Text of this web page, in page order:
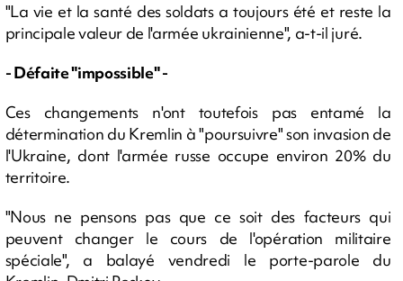
"La vie et la santé des soldats a toujours été et reste la
principale valeur de l'armée ukrainienne", a-t-il juré.
- Défaite "impossible" -
Ces changements n'ont toutefois pas entamé la
détermination du Kremlin à "poursuivre" son invasion de
l'Ukraine, dont l'armée russe occupe environ 20% du
territoire.
"Nous ne pensons pas que ce soit des facteurs qui
peuvent changer le cours de l'opération militaire
spéciale", a balayé vendredi le porte-parole du